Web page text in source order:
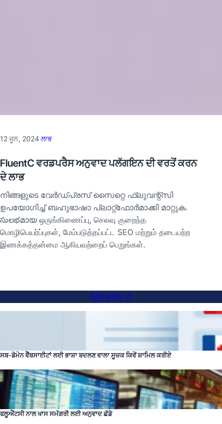
12 ਜੂਨ, 2024·ਲਾਭ
FluentC ਵਰਡਪਰੈਸ ਅਨੁਵਾਦ ਪਲੱਗਇਨ ਦੀ ਵਰਤੋਂ ਕਰਨ
ਦੇ ਲਾਭ
നിങ്ങളുടെ വേർഡ്പ്രസ് സൈറ്റെ ഫ്ലുവന്റ്സി
ഉപയോഗിച്ച് ബഹുഭാഷാ പ്ലാറ്റ്‌ഫോർമാക്കി മാറ്റുക.
సులభമായ ஒருங்கிணைப்பு, செலவு குறைந்த
மொழிபெயர்ப்புகள், மேம்படுத்தப்பட்ட SEO மற்றும் தடையற்ற
இணக்கத்தன்மை ஆகியவற்றைப் பெறுங்கள்.
ਕਿਵੇਂ ਕਰਨਾ ਹੈ
ਸਬ-ਡੋਮੇਨ ਵੈੱਬਸਾਈਟਾਂ ਲਈ ਭਾਸ਼ਾ ਬਦਲਣ ਵਾਲਾ ਸੂਚਕ ਕਿਵੇਂ ਸ਼ਾਮਿਲ ਕਰੀਏ
ਫਲੂਐਂਟਸੀ ਨਾਲ ਖਾਸ ਸਮੱਗਰੀ ਲਈ ਅਨੁਵਾਦ ਛੱਡੋ